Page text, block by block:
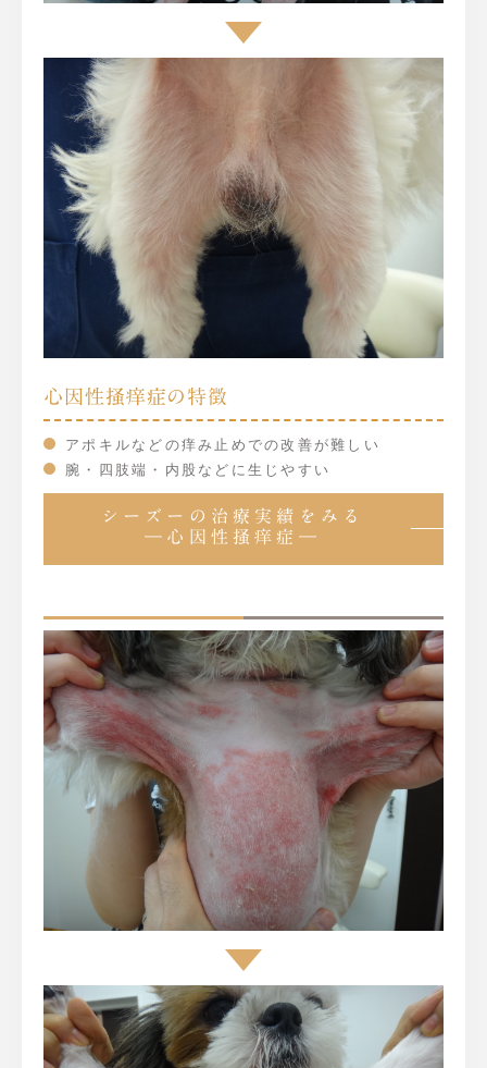
心因性掻痒症の特徴
アポキルなどの痒み止めでの改善が難しい
腕・四肢端・内股などに生じやすい
シーズーの治療実績をみる
―心因性掻痒症―